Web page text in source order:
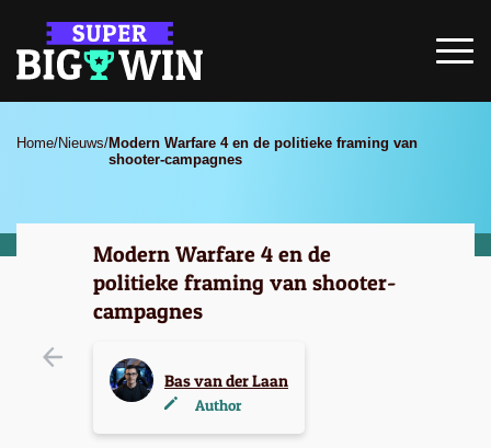
Home/Nieuws/Modern Warfare 4 en de politieke framing van
shooter-campagnes
Modern Warfare 4 en de
politieke framing van shooter-
campagnes
Bas van der Laan
Author